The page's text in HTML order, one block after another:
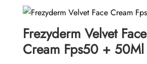
Frezyderm Velvet Face
Cream Fps50 + 50Ml